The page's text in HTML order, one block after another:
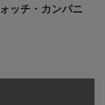
ッチ・カンパニ